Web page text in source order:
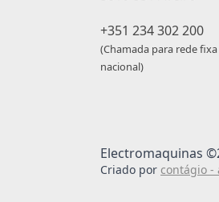
+351 234 302 200
(Chamada para rede fixa
nacional)
Electromaquinas
Criado por contágio -